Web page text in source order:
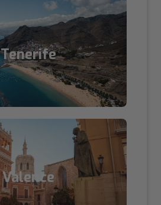
Tenerife
Valence